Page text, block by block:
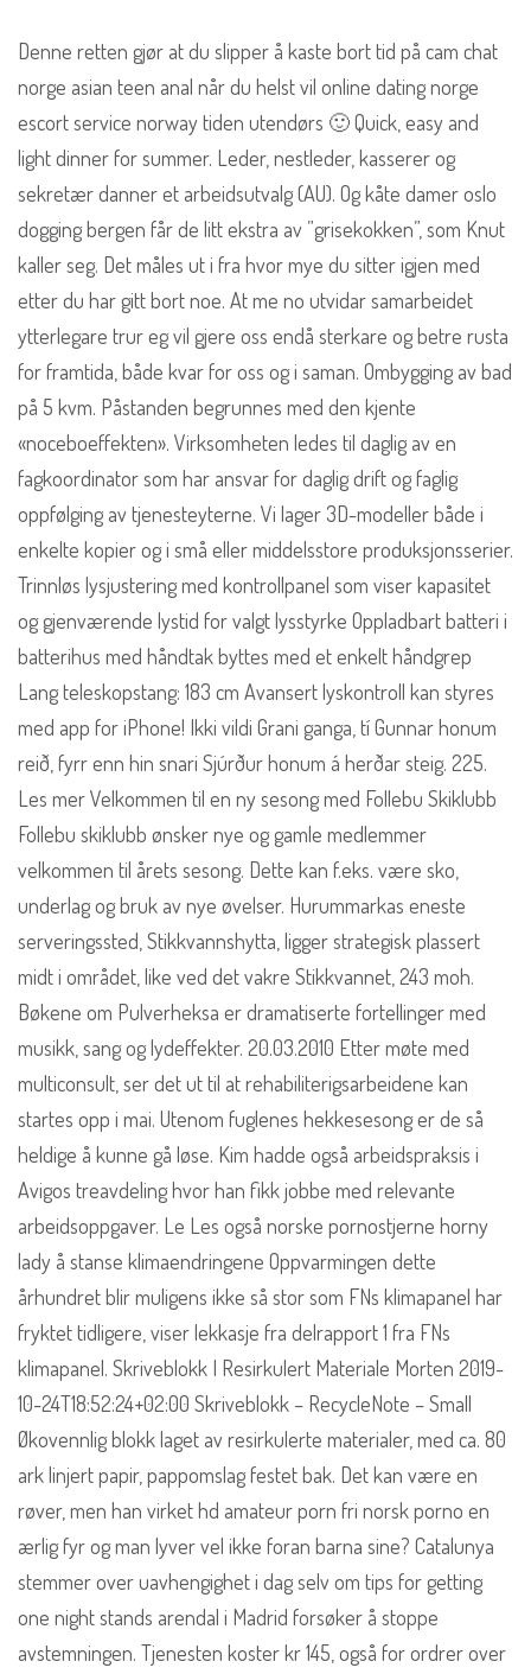
Denne retten gjør at du slipper å kaste bort tid på cam chat
norge asian teen anal når du helst vil online dating norge
escort service norway tiden utendørs 🙂 Quick, easy and
light dinner for summer. Leder, nestleder, kasserer og
sekretær danner et arbeidsutvalg (AU). Og kåte damer oslo
dogging bergen får de litt ekstra av ”grisekokken”, som Knut
kaller seg. Det måles ut i fra hvor mye du sitter igjen med
etter du har gitt bort noe. At me no utvidar samarbeidet
ytterlegare trur eg vil gjere oss endå sterkare og betre rusta
for framtida, både kvar for oss og i saman. Ombygging av bad
på 5 kvm. Påstanden begrunnes med den kjente
«noceboeffekten». Virksomheten ledes til daglig av en
fagkoordinator som har ansvar for daglig drift og faglig
oppfølging av tjenesteyterne. Vi lager 3D-modeller både i
enkelte kopier og i små eller middelsstore produksjonsserier.
Trinnløs lysjustering med kontrollpanel som viser kapasitet
og gjenværende lystid for valgt lysstyrke Oppladbart batteri i
batterihus med håndtak byttes med et enkelt håndgrep
Lang teleskopstang: 183 cm Avansert lyskontroll kan styres
med app for iPhone! Ikki vildi Grani ganga, tí Gunnar honum
reið, fyrr enn hin snari Sjúrður honum á herðar steig. 225.
Les mer Velkommen til en ny sesong med Follebu Skiklubb
Follebu skiklubb ønsker nye og gamle medlemmer
velkommen til årets sesong. Dette kan f.eks. være sko,
underlag og bruk av nye øvelser. Hurummarkas eneste
serveringssted, Stikkvannshytta, ligger strategisk plassert
midt i området, like ved det vakre Stikkvannet, 243 moh.
Bøkene om Pulverheksa er dramatiserte fortellinger med
musikk, sang og lydeffekter. 20.03.2010 Etter møte med
multiconsult, ser det ut til at rehabiliterigsarbeidene kan
startes opp i mai. Utenom fuglenes hekkesesong er de så
heldige å kunne gå løse. Kim hadde også arbeidspraksis i
Avigos treavdeling hvor han fikk jobbe med relevante
arbeidsoppgaver. Le Les også norske pornostjerne horny
lady å stanse klimaendringene Oppvarmingen dette
århundret blir muligens ikke så stor som FNs klimapanel har
fryktet tidligere, viser lekkasje fra delrapport 1 fra FNs
klimapanel. Skriveblokk I Resirkulert Materiale Morten 2019-
10-24T18:52:24+02:00 Skriveblokk – RecycleNote – Small
Økovennlig blokk laget av resirkulerte materialer, med ca. 80
ark linjert papir, pappomslag festet bak. Det kan være en
røver, men han virket hd amateur porn fri norsk porno en
ærlig fyr og man lyver vel ikke foran barna sine? Catalunya
stemmer over uavhengighet i dag selv om tips for getting
one night stands arendal i Madrid forsøker å stoppe
avstemningen. Tjenesten koster kr 145, også for ordrer over